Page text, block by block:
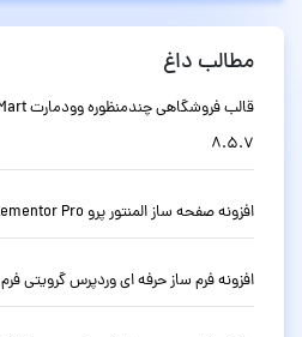
مطالب داغ
8.5.7
افزونه صفحه ساز المنتور پرو Elementor Pro وردپرس نسخه 4.2.1
افزونه فرم ساز حرفه ای وردپرس گرویتی فرم Gravity Forms نسخه 3.0.0